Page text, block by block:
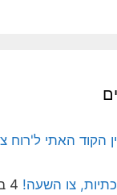
הקוד האתי ל'רוח
צו השעה! 4 באוגוסט 2026